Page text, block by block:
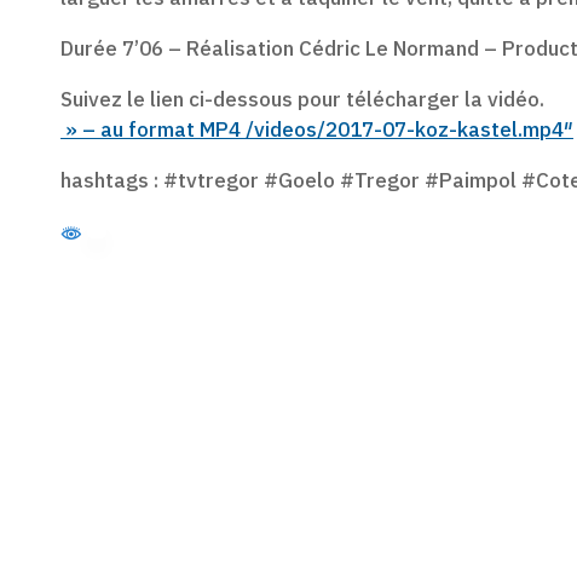
Durée 7’06 – Réalisation Cédric Le Normand –
Suivez le lien ci-dessous pour télécharger la vidéo.
» – au format MP4 /videos/2017-07-koz-kastel.mp4″
hashtags : #tvtregor #Goelo #Tregor #Paimpol